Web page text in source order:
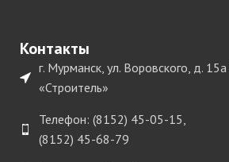
Контакты
г. Мурманск, ул. Воровского, д.
«Строитель»
Телефон: (8152) 45-05-15,
(8152) 45-68-79